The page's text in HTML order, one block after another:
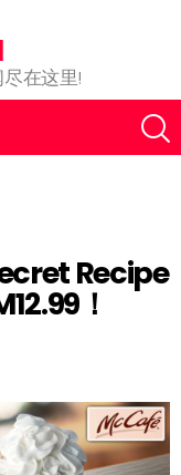
在这里!
Recipe
！